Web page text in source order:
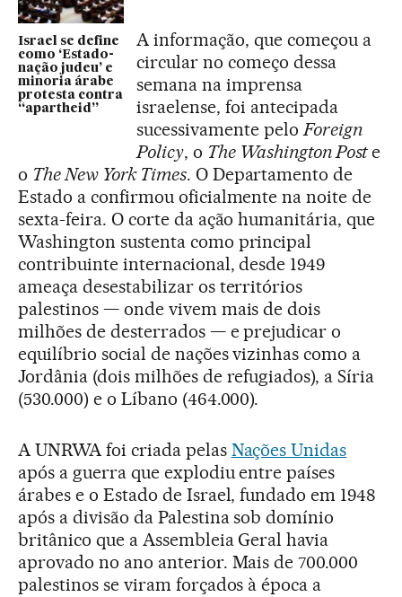
Israel se define
como ‘Estado-
nação judeu’ e
minoria árabe
protesta contra
“apartheid”
A informação, que começou a
circular no começo dessa
semana na imprensa
israelense, foi antecipada
sucessivamente pelo Foreign
Policy, o The Washington Poste
o The New York Times. O Departamento de
Estado a confirmou oficialmente na noite de
sexta-feira. O corte da ação humanitária, que
Washington sustenta como principal
contribuinte internacional, desde 1949
ameaça desestabilizar os territórios
palestinos — onde vivem mais de dois
milhões de desterrados — e prejudicar o
equilíbrio social de nações vizinhas como a
Jordânia (dois milhões de refugiados), a Síria
(530.000) e o Líbano (464.000).
A UNRWA foi criada pelas Nações Unidas
após a guerra que explodiu entre países
árabes e o Estado de Israel, fundado em 1948
após a divisão da Palestina sob domínio
britânico que a Assembleia Geral havia
aprovado no ano anterior. Mais de 700.000
palestinos se viram forçados à época a